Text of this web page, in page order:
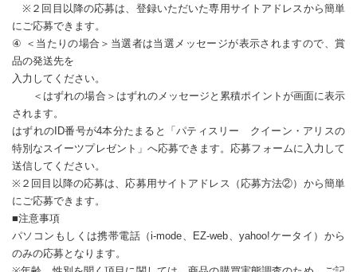
※２回目以降の応募は、登録いただいた専用サイトアドレスから簡単
にご応募できます。
④ ＜当たりの場合＞当選者は当選メッセージが表示されますので、賞
品の発送先を
入力してください。
＜はずれの場合＞はずれのメッセージと累積ポイントが画面に表示
されます。
はずれのID番号が4本分たまると「パティスリー クイーン・アリスの
特別なスイーツプレゼント」へ応募できます。応募フォームに入力して
送信してください。
※２回目以降の応募は、応募用サイトアドレス（応募方法②）から簡単
にご応募できます。
■注意事項
パソコンもしくは携帯電話（i-mode、EZ-web、yahoo!ケータイ）から
のみの応募となります。